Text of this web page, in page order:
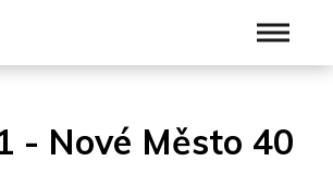
- Nové Město 40